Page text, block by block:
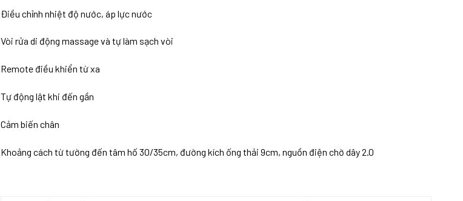
Điều chỉnh nhiệt độ nước, áp lực nước
Vòi rửa di động massage và tự làm sạch vòi
Remote điều khiển từ xa
Tự động lật khi đến gần
Cảm biến chân
Khoảng cách từ tường đến tâm hố 30/35cm, đường kích ống thải 9cm, nguồn điện chờ dây 2.0